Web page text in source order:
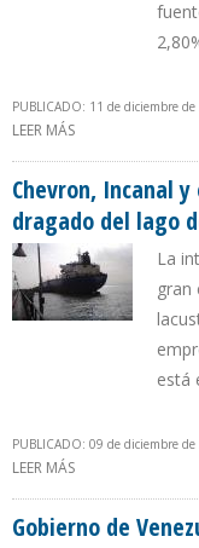
PUBLICADO: 11 de diciembre de
LEER MÁS
Chevron, Incanal
dragado del lago
La
gran
está
PUBLICADO: 09 de diciembre de
LEER MÁS
Gobierno de